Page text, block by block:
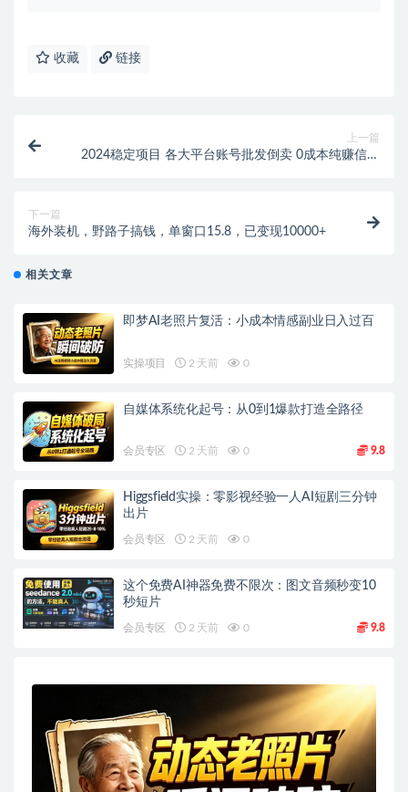
收藏 链接
上一篇
2024稳定项目 各大平台账号批发倒卖 0成本纯赚信息
下一篇
海外装机，野路子搞钱，单窗口15.8，已变现10000+
相关文章
即梦AI老照片复活：小成本情感副业日入过百
实操项目 2 天前 0
自媒体系统化起号：从0到1爆款打造全路径
会员专区 2 天前 0 9.8
Higgsfield实操：零影视经验一人AI短剧三分钟
出片
会员专区 2 天前 0
这个免费AI神器免费不限次：图文音频秒变10
秒短片
会员专区 2 天前 0 9.8